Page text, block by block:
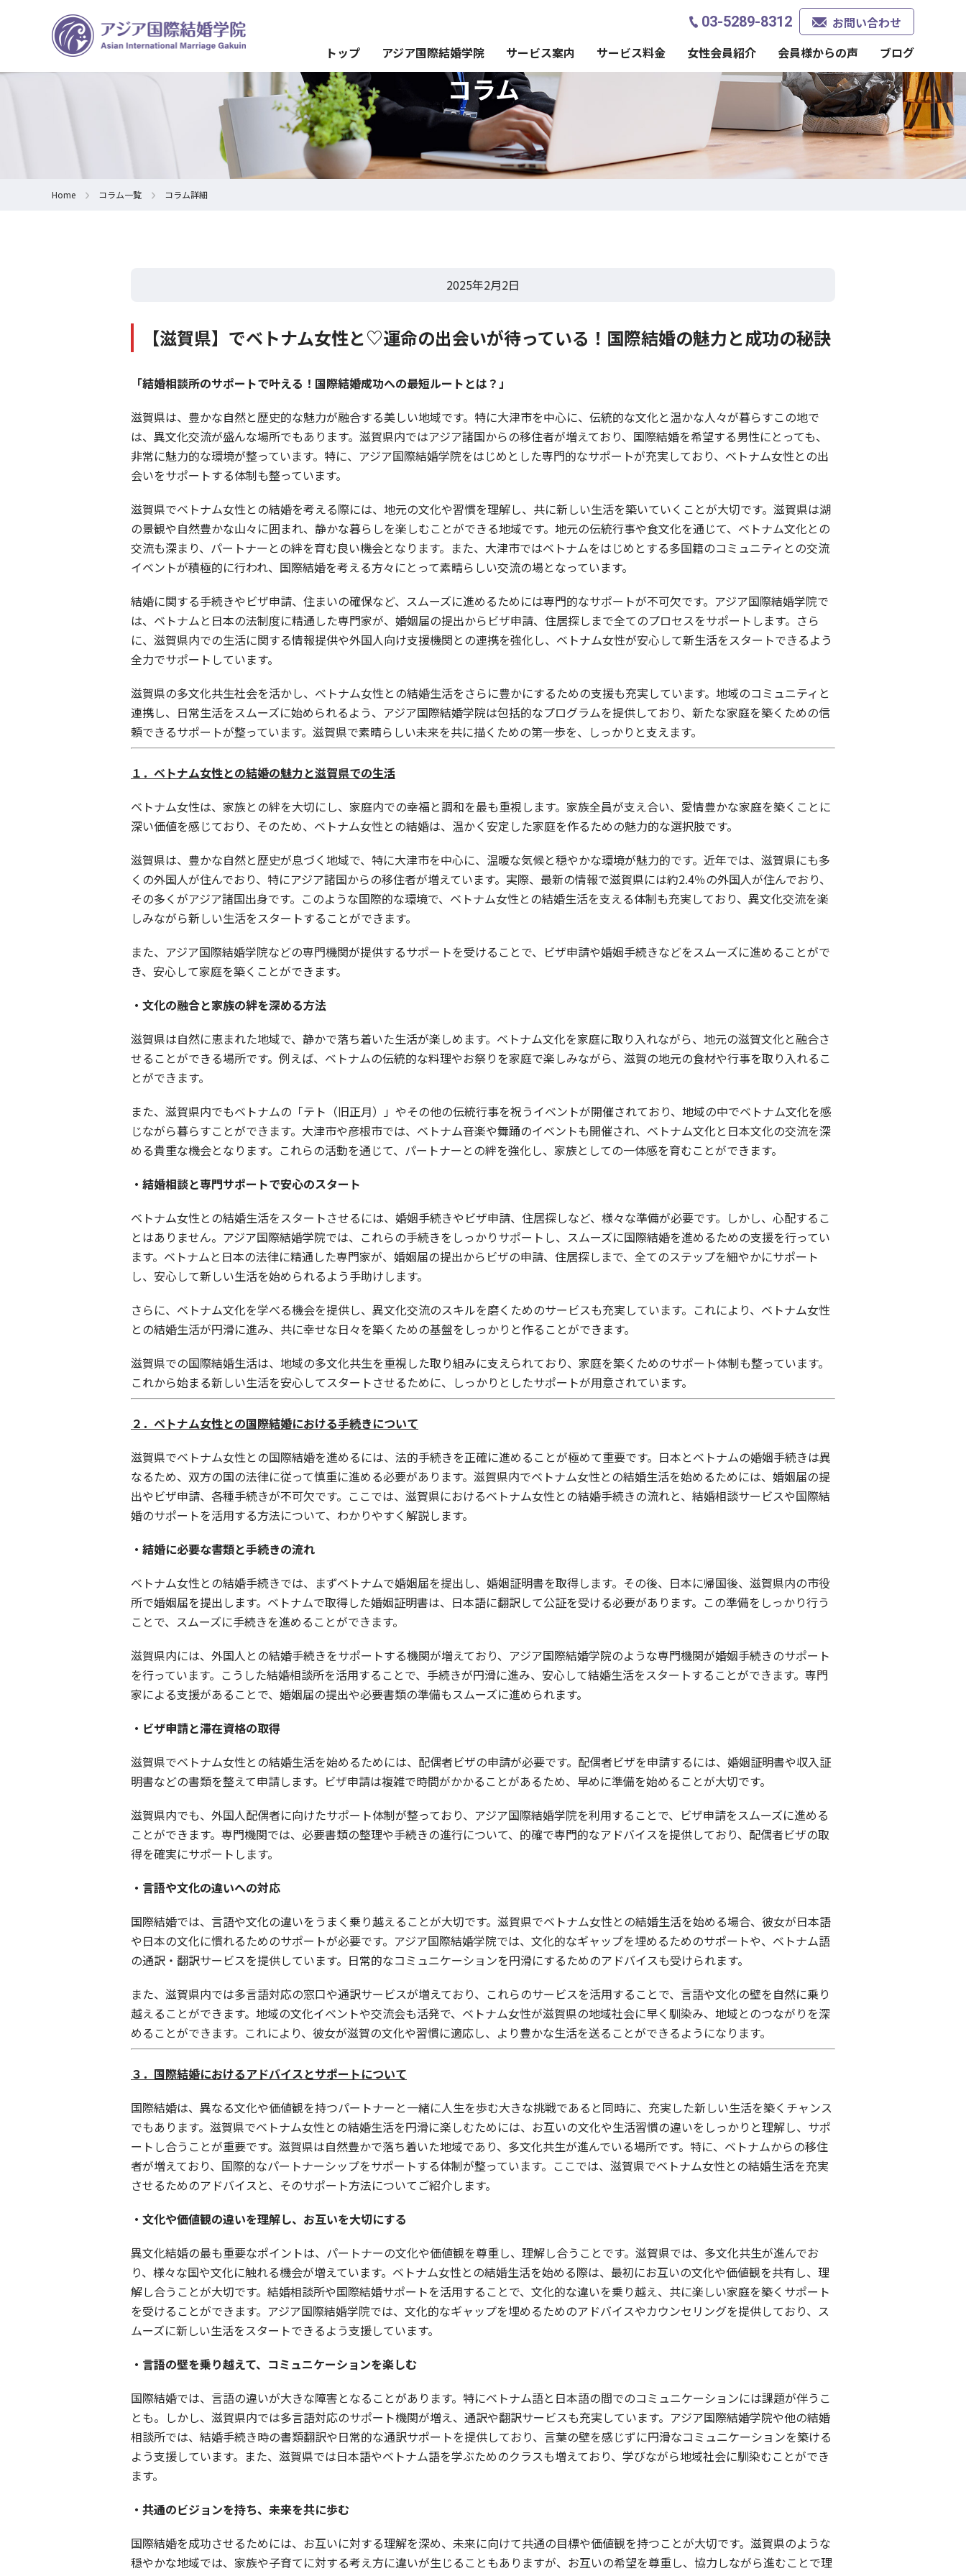
03-5289-8312
お問い合わせ
トップ
アジア国際結婚学院 サービス案内 サービス料金 女性会員紹介 会員様からの声 ブログ
コラム
Home コラム一覧 コラム詳細
2025年2月2日
【滋賀県】でベトナム女性と♡運命の出会いが待っている！国際結婚の魅力と成功の秘訣
「結婚相談所のサポートで叶える！国際結婚成功への最短ルートとは？」
滋賀県は、豊かな自然と歴史的な魅力が融合する美しい地域です。特に大津市を中心に、伝統的な文化と温かな人々が暮らすこの地で
は、異文化交流が盛んな場所でもあります。滋賀県内ではアジア諸国からの移住者が増えており、国際結婚を希望する男性にとっても、
非常に魅力的な環境が整っています。特に、アジア国際結婚学院をはじめとした専門的なサポートが充実しており、ベトナム女性との出
会いをサポートする体制も整っています。
滋賀県でベトナム女性との結婚を考える際には、地元の文化や習慣を理解し、共に新しい生活を築いていくことが大切です。滋賀県は湖
の景観や自然豊かな山々に囲まれ、静かな暮らしを楽しむことができる地域です。地元の伝統行事や食文化を通じて、ベトナム文化との
交流も深まり、パートナーとの絆を育む良い機会となります。また、大津市ではベトナムをはじめとする多国籍のコミュニティとの交流
イベントが積極的に行われ、国際結婚を考える方々にとって素晴らしい交流の場となっています。
結婚に関する手続きやビザ申請、住まいの確保など、スムーズに進めるためには専門的なサポートが不可欠です。アジア国際結婚学院で
は、ベトナムと日本の法制度に精通した専門家が、婚姻届の提出からビザ申請、住居探しまで全てのプロセスをサポートします。さら
に、滋賀県内での生活に関する情報提供や外国人向け支援機関との連携を強化し、ベトナム女性が安心して新生活をスタートできるよう
全力でサポートしています。
滋賀県の多文化共生社会を活かし、ベトナム女性との結婚生活をさらに豊かにするための支援も充実しています。地域のコミュニティと
連携し、日常生活をスムーズに始められるよう、アジア国際結婚学院は包括的なプログラムを提供しており、新たな家庭を築くための信
頼できるサポートが整っています。滋賀県で素晴らしい未来を共に描くための第一歩を、しっかりと支えます。
１．ベトナム女性との結婚の魅力と滋賀県での生活
ベトナム女性は、家族との絆を大切にし、家庭内での幸福と調和を最も重視します。家族全員が支え合い、愛情豊かな家庭を築くことに
深い価値を感じており、そのため、ベトナム女性との結婚は、温かく安定した家庭を作るための魅力的な選択肢です。
滋賀県は、豊かな自然と歴史が息づく地域で、特に大津市を中心に、温暖な気候と穏やかな環境が魅力的です。近年では、滋賀県にも多
くの外国人が住んでおり、特にアジア諸国からの移住者が増えています。実際、最新の情報で滋賀県には約2.4％の外国人が住んでおり、
その多くがアジア諸国出身です。このような国際的な環境で、ベトナム女性との結婚生活を支える体制も充実しており、異文化交流を楽
しみながら新しい生活をスタートすることができます。
また、アジア国際結婚学院などの専門機関が提供するサポートを受けることで、ビザ申請や婚姻手続きなどをスムーズに進めることがで
き、安心して家庭を築くことができます。
・文化の融合と家族の絆を深める方法
滋賀県は自然に恵まれた地域で、静かで落ち着いた生活が楽しめます。ベトナム文化を家庭に取り入れながら、地元の滋賀文化と融合さ
せることができる場所です。例えば、ベトナムの伝統的な料理やお祭りを家庭で楽しみながら、滋賀の地元の食材や行事を取り入れるこ
とができます。
また、滋賀県内でもベトナムの「テト（旧正月）」やその他の伝統行事を祝うイベントが開催されており、地域の中でベトナム文化を感
じながら暮らすことができます。大津市や彦根市では、ベトナム音楽や舞踊のイベントも開催され、ベトナム文化と日本文化の交流を深
める貴重な機会となります。これらの活動を通じて、パートナーとの絆を強化し、家族としての一体感を育むことができます。
・結婚相談と専門サポートで安心のスタート
ベトナム女性との結婚生活をスタートさせるには、婚姻手続きやビザ申請、住居探しなど、様々な準備が必要です。しかし、心配するこ
とはありません。アジア国際結婚学院では、これらの手続きをしっかりサポートし、スムーズに国際結婚を進めるための支援を行ってい
ます。ベトナムと日本の法律に精通した専門家が、婚姻届の提出からビザの申請、住居探しまで、全てのステップを細やかにサポート
し、安心して新しい生活を始められるよう手助けします。
さらに、ベトナム文化を学べる機会を提供し、異文化交流のスキルを磨くためのサービスも充実しています。これにより、ベトナム女性
との結婚生活が円滑に進み、共に幸せな日々を築くための基盤をしっかりと作ることができます。
滋賀県での国際結婚生活は、地域の多文化共生を重視した取り組みに支えられており、家庭を築くためのサポート体制も整っています。
これから始まる新しい生活を安心してスタートさせるために、しっかりとしたサポートが用意されています。
２．ベトナム女性との国際結婚における手続きについて
滋賀県でベトナム女性との国際結婚を進めるには、法的手続きを正確に進めることが極めて重要です。日本とベトナムの婚姻手続きは異
なるため、双方の国の法律に従って慎重に進める必要があります。滋賀県内でベトナム女性との結婚生活を始めるためには、婚姻届の提
出やビザ申請、各種手続きが不可欠です。ここでは、滋賀県におけるベトナム女性との結婚手続きの流れと、結婚相談サービスや国際結
婚のサポートを活用する方法について、わかりやすく解説します。
・結婚に必要な書類と手続きの流れ
ベトナム女性との結婚手続きでは、まずベトナムで婚姻届を提出し、婚姻証明書を取得します。その後、日本に帰国後、滋賀県内の市役
所で婚姻届を提出します。ベトナムで取得した婚姻証明書は、日本語に翻訳して公証を受ける必要があります。この準備をしっかり行う
ことで、スムーズに手続きを進めることができます。
滋賀県内には、外国人との結婚手続きをサポートする機関が増えており、アジア国際結婚学院のような専門機関が婚姻手続きのサポート
を行っています。こうした結婚相談所を活用することで、手続きが円滑に進み、安心して結婚生活をスタートすることができます。専門
家による支援があることで、婚姻届の提出や必要書類の準備もスムーズに進められます。
・ビザ申請と滞在資格の取得
滋賀県でベトナム女性との結婚生活を始めるためには、配偶者ビザの申請が必要です。配偶者ビザを申請するには、婚姻証明書や収入証
明書などの書類を整えて申請します。ビザ申請は複雑で時間がかかることがあるため、早めに準備を始めることが大切です。
滋賀県内でも、外国人配偶者に向けたサポート体制が整っており、アジア国際結婚学院を利用することで、ビザ申請をスムーズに進める
ことができます。専門機関では、必要書類の整理や手続きの進行について、的確で専門的なアドバイスを提供しており、配偶者ビザの取
得を確実にサポートします。
・言語や文化の違いへの対応
国際結婚では、言語や文化の違いをうまく乗り越えることが大切です。滋賀県でベトナム女性との結婚生活を始める場合、彼女が日本語
や日本の文化に慣れるためのサポートが必要です。アジア国際結婚学院では、文化的なギャップを埋めるためのサポートや、ベトナム語
の通訳・翻訳サービスを提供しています。日常的なコミュニケーションを円滑にするためのアドバイスも受けられます。
また、滋賀県内では多言語対応の窓口や通訳サービスが増えており、これらのサービスを活用することで、言語や文化の壁を自然に乗り
越えることができます。地域の文化イベントや交流会も活発で、ベトナム女性が滋賀県の地域社会に早く馴染み、地域とのつながりを深
めることができます。これにより、彼女が滋賀の文化や習慣に適応し、より豊かな生活を送ることができるようになります。
３．国際結婚におけるアドバイスとサポートについて
国際結婚は、異なる文化や価値観を持つパートナーと一緒に人生を歩む大きな挑戦であると同時に、充実した新しい生活を築くチャンス
でもあります。滋賀県でベトナム女性との結婚生活を円滑に楽しむためには、お互いの文化や生活習慣の違いをしっかりと理解し、サポ
ートし合うことが重要です。滋賀県は自然豊かで落ち着いた地域であり、多文化共生が進んでいる場所です。特に、ベトナムからの移住
者が増えており、国際的なパートナーシップをサポートする体制が整っています。ここでは、滋賀県でベトナム女性との結婚生活を充実
させるためのアドバイスと、そのサポート方法についてご紹介します。
・文化や価値観の違いを理解し、お互いを大切にする
異文化結婚の最も重要なポイントは、パートナーの文化や価値観を尊重し、理解し合うことです。滋賀県では、多文化共生が進んでお
り、様々な国や文化に触れる機会が増えています。ベトナム女性との結婚生活を始める際は、最初にお互いの文化や価値観を共有し、理
解し合うことが大切です。結婚相談所や国際結婚サポートを活用することで、文化的な違いを乗り越え、共に楽しい家庭を築くサポート
を受けることができます。アジア国際結婚学院では、文化的なギャップを埋めるためのアドバイスやカウンセリングを提供しており、ス
ムーズに新しい生活をスタートできるよう支援しています。
・言語の壁を乗り越えて、コミュニケーションを楽しむ
国際結婚では、言語の違いが大きな障害となることがあります。特にベトナム語と日本語の間でのコミュニケーションには課題が伴うこ
とも。しかし、滋賀県内では多言語対応のサポート機関が増え、通訳や翻訳サービスも充実しています。アジア国際結婚学院や他の結婚
相談所では、結婚手続き時の書類翻訳や日常的な通訳サポートを提供しており、言葉の壁を感じずに円滑なコミュニケーションを築ける
よう支援しています。また、滋賀県では日本語やベトナム語を学ぶためのクラスも増えており、学びながら地域社会に馴染むことができ
ます。
・共通のビジョンを持ち、未来を共に歩む
国際結婚を成功させるためには、お互いに対する理解を深め、未来に向けて共通の目標や価値観を持つことが大切です。滋賀県のような
穏やかな地域では、家族や子育てに対する考え方に違いが生じることもありますが、お互いの希望を尊重し、協力しながら進むことで理